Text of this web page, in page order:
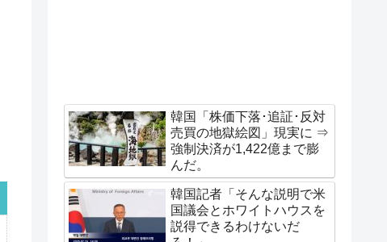
韓国「株価下落･追証･反対
売買の地獄絵図」現実に ⇒
強制決済が1,422億まで膨
んだ。
韓国記者「そんな説明で米
国議会とホワイトハウスを
説得できるわけないだ